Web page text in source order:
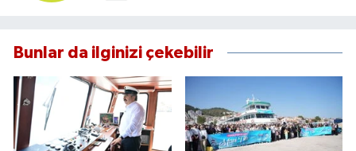
Bunlar da ilginizi çekebilir